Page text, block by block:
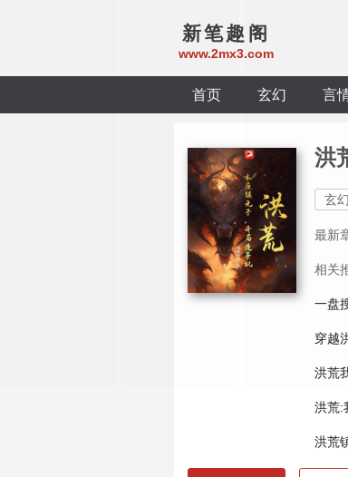
新笔趣阁
www.2mx3.com
首页 玄幻 言
洪
玄
最新
相关
一盘
穿越
洪荒
洪荒:
洪荒